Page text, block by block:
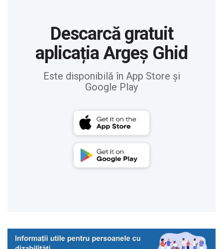
Descarcă gratuit
aplicația Argeș Ghid
Este disponibilă în App Store și
Google Play